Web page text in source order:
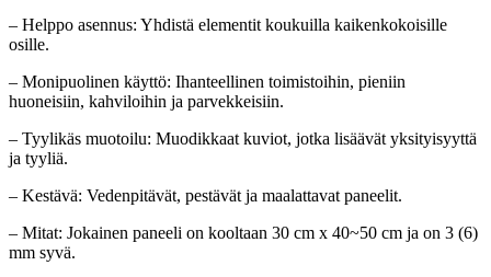
– Helppo asennus: Yhdistä elementit koukuilla kaikenkokoisille
osille.
– Monipuolinen käyttö: Ihanteellinen toimistoihin, pieniin
huoneisiin, kahviloihin ja parvekkeisiin.
– Tyylikäs muotoilu: Muodikkaat kuviot, jotka lisäävät yksityisyyttä
ja tyyliä.
– Kestävä: Vedenpitävät, pestävät ja maalattavat paneelit.
– Mitat: Jokainen paneeli on kooltaan 30 cm x 40~50 cm ja on 3 (6)
mm syvä.